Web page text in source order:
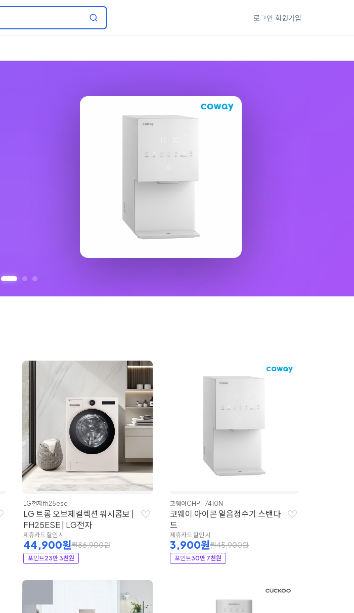
로그인 회원가입
LG전자fh25ese
LG 트롬 오브제컬렉션 워시콤보 |
FH25ESE | LG전자
제휴카드 할인 시
44,900원월86,900원
포인트23만 3천원
코웨이 CHPI-7410N
코웨이 아이콘 얼음정수기 스탠다
드
제휴카드 할인 시
3,900원월45,900원
포인트30만 7천원